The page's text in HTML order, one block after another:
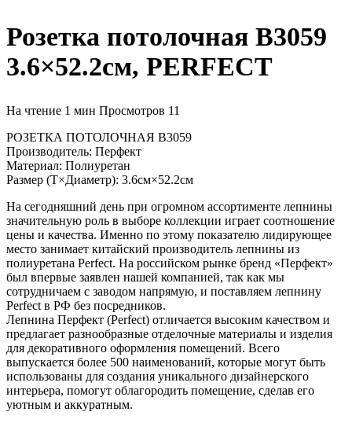
Розетка потолочная B3059
3.6×52.2см, PERFECT
На чтение 1 мин Просмотров 11
РОЗЕТКА ПОТОЛОЧНАЯ B3059
Производитель: Перфект
Материал: Полиуретан
Размер (Т×Диаметр): 3.6см×52.2см
На сегодняшний день при огромном ассортименте лепнины
значительную роль в выборе коллекции играет соотношение
цены и качества. Именно по этому показателю лидирующее
место занимает китайский производитель лепнины из
полиуретана Perfect. На российском рынке бренд «Перфект»
был впервые заявлен нашей компанией, так как мы
сотрудничаем с заводом напрямую, и поставляем лепнину
Perfect в РФ без посредников.
Лепнина Перфект (Perfect) отличается высоким качеством и
предлагает разнообразные отделочные материалы и изделия
для декоративного оформления помещений. Всего
выпускается более 500 наименований, которые могут быть
использованы для создания уникального дизайнерского
интерьера, помогут облагородить помещение, сделав его
уютным и аккуратным.